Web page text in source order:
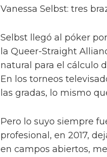
Vanessa Selbst: tres
Selbst llegó al póker
la Queer-Straight
natural para el cálculo
En los torneos
las gradas, lo mismo
Pero lo suyo siempre
profesional, en 2017,
en campos abiertos,